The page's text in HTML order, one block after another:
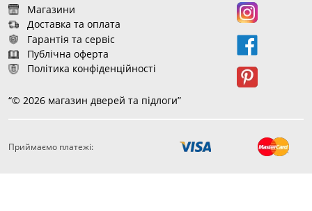
Магазини
Доставка та оплата
Гарантія та сервіс
Публічна оферта
Політика конфіденційності
“© 2026 магазин дверей та підлоги”
Приймаємо платежі: